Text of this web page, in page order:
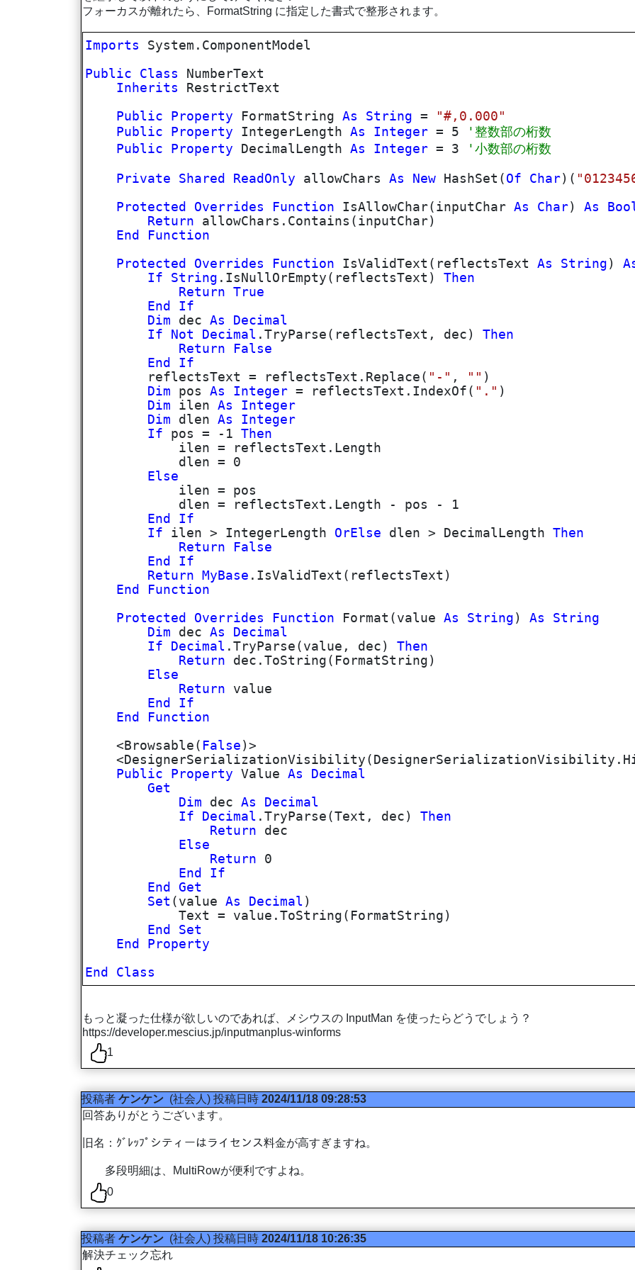
フォーカスが離れたら、FormatString に指定した書式で整形されます。
Imports
System.ComponentModel
Public
Class
NumberText
Inherits
RestrictText
Public
Property FormatStringAs String =
"#,0.000"
Public
Property IntegerLengthAs Integer = 5
'整数部の桁数
Public
Property DecimalLengthAs Integer = 3 '小数部の桁数
Private Shared ReadOnly allowCharsAs New HashSet( Of Char)(
Protected
Overrides Function IsAllowChar(inputCharAs Char)As
Return allowChars.Contains(inputChar)
End
Function
Protected
Overrides Function IsValidText(reflectsTextAs String )
If
String .IsNullOrEmpty(reflectsText)Then
Return
True
End
If
Dim decAs
Decimal
If
Not Decimal .TryParse(reflectsText, dec)Then
Return
False
End
If
reflectsText = reflectsText.Replace( "-" , "" )
Dim posAs Integer = reflectsText.IndexOf( "." )
Dim ilenAs
Integer
Dim dlenAs
Integer
If pos = -1Then
ilen = reflectsText.Length
dlen = 0
Else
ilen = pos
dlen = reflectsText.Length - pos - 1
End
If
If ilen > IntegerLength OrElse dlen > DecimalLengthThen
Return
False
End
If
Return
MyBase .IsValidText(reflectsText)
End
Function
Protected
Overrides Function Format(valueAs String )As
String
Dim decAs
Decimal
If
Decimal .TryParse(value, dec)Then
Return dec.ToString(FormatString)
Else
Return value
End
If
End
Function
<Browsable( False )>
Public
Property ValueAs
Decimal
Get
Dim decAs
Decimal
If
Decimal .TryParse(Text, dec)Then
Return dec
Else
Return 0
End
If
End
Get
Set (valueAs Decimal )
Text = value.ToString(FormatString)
End
Set
End
Property
End
Class
もっと凝った仕様が欲しいのであれば、メシウスの InputMan を使ったらどうでしょう？
https://developer.mescius.jp/inputmanplus-winforms
1
投稿者 ケンケン (社会人) 投稿日時 2024/11/18 09:28:53
回答ありがとうございます。
旧名：ｸﾞﾚｯﾌﾟシティーはライセンス料金が高すぎますね。
多段明細は、MultiRowが便利ですよね。
0
投稿者 ケンケン (社会人) 投稿日時 2024/11/18 10:26:35
解決チェック忘れ